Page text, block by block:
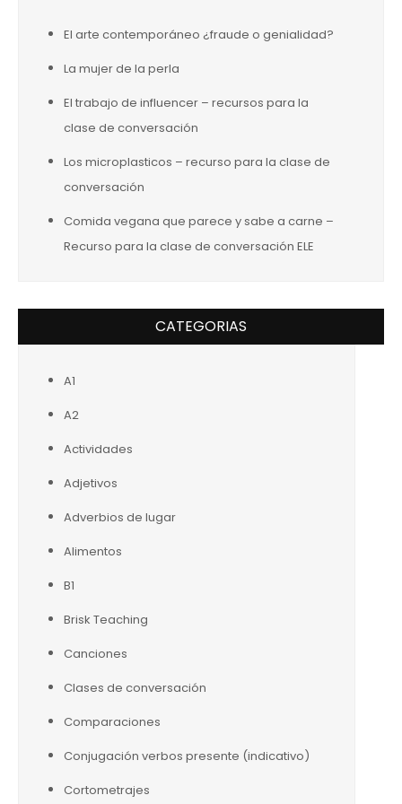
El arte contemporáneo ¿fraude o genialidad?
La mujer de la perla
El trabajo de influencer – recursos para la
clase de conversación
Los microplasticos – recurso para la clase de
conversación
Comida vegana que parece y sabe a carne –
Recurso para la clase de conversación ELE
CATEGORIAS
A1
A2
Actividades
Adjetivos
Adverbios de lugar
Alimentos
B1
Brisk Teaching
Canciones
Clases de conversación
Comparaciones
Conjugación verbos presente (indicativo)
Cortometrajes